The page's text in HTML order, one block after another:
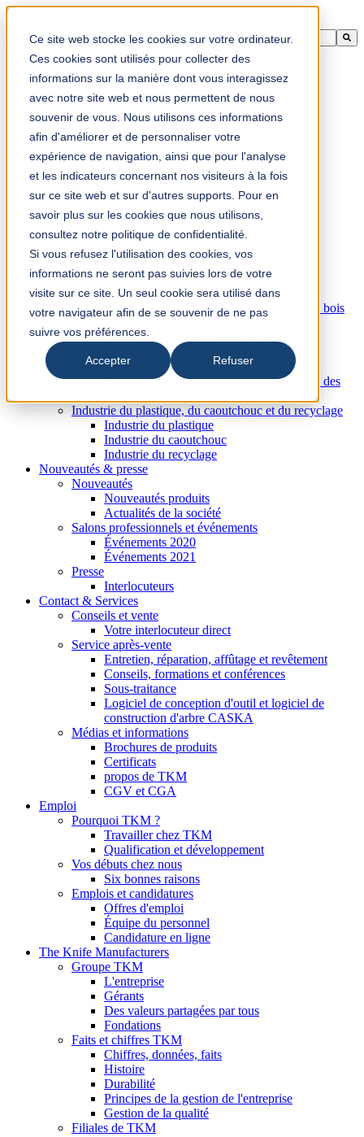
Ce site web stocke les cookies sur votre ordinateur.
Ces cookies sont utilisés pour collecter des
informations sur la manière dont vous interagissez
avec notre site web et nous permettent de nous
souvenir de vous. Nous utilisons ces informations
afin d'améliorer et de personnaliser votre
expérience de navigation, ainsi que pour l'analyse
et les indicateurs concernant nos visiteurs à la fois
sur ce site web et sur d'autres supports. Pour en
savoir plus sur les cookies que nous utilisons,
consultez notre politique de confidentialité.
Si vous refusez l'utilisation des cookies, vos
informations ne seront pas suivies lors de votre
visite sur ce site. Un seul cookie sera utilisé dans
votre navigateur afin de se souvenir de ne pas
suivre vos préférences.
Accepter Refuser
Il s'agit d'un champ de recherche avec une fonction de suggestion
Aucune suggestion, car le champ de recherche est vide.
fr-ca
Produits
Couteaux mécaniques pour l'industrie du papier
Industrie du papier et de la cellulose
Industrie du papier hygiénique
Finition d'impression
Machine à relier
Industrie de l'impression et de l'emballage
Racloirs et consommables
Couteaux et pièces d'usure pour plieuses
Couteaux mécaniques et scies pour l'industrie du bois
Outils pour l'industrie de la scierie
Couteaux pour l'industrie du placage et du
contreplaqué
Couteaux pour l'industrie de la cellulose
Couteaux et pièces d'usure pour l'industrie des
Industrie du plastique, du caoutchouc et du recyclage
Industrie du plastique
Industrie du caoutchouc
Industrie du recyclage
Nouveautés & presse
Nouveautés
Nouveautés produits
Actualités de la société
Salons professionnels et événements
Événements 2020
Événements 2021
Presse
Interlocuteurs
Contact & Services
Conseils et vente
Votre interlocuteur direct
Service après-vente
Entretien, réparation, affûtage et revêtement
Conseils, formations et conférences
Sous-traitance
Logiciel de conception d'outil et logiciel de
construction d'arbre CASKA
Médias et informations
Brochures de produits
Certificats
propos de TKM
CGV et CGA
Emploi
Pourquoi TKM ?
Travailler chez TKM
Qualification et développement
Vos débuts chez nous
Six bonnes raisons
Emplois et candidatures
Offres d'emploi
Équipe du personnel
Candidature en ligne
The Knife Manufacturers
Groupe TKM
L'entreprise
Gérants
Des valeurs partagées par tous
Fondations
Faits et chiffres TKM
Chiffres, données, faits
Histoire
Durabilité
Principes de la gestion de l'entreprise
Gestion de la qualité
Filiales de TKM